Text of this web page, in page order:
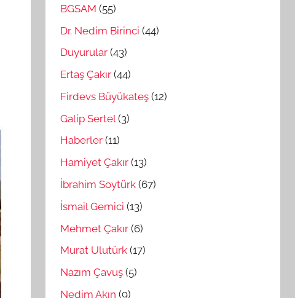
BGSAM (55)
Dr. Nedim Birinci (44)
Duyurular (43)
Ertaş Çakır (44)
Firdevs Büyükateş (12)
Galip Sertel (3)
Haberler (11)
Hamiyet Çakır (13)
İbrahim Soytürk (67)
İsmail Gemici (13)
Mehmet Çakır (6)
Murat Ulutürk (17)
Nazım Çavuş (5)
Nedim Akın (9)